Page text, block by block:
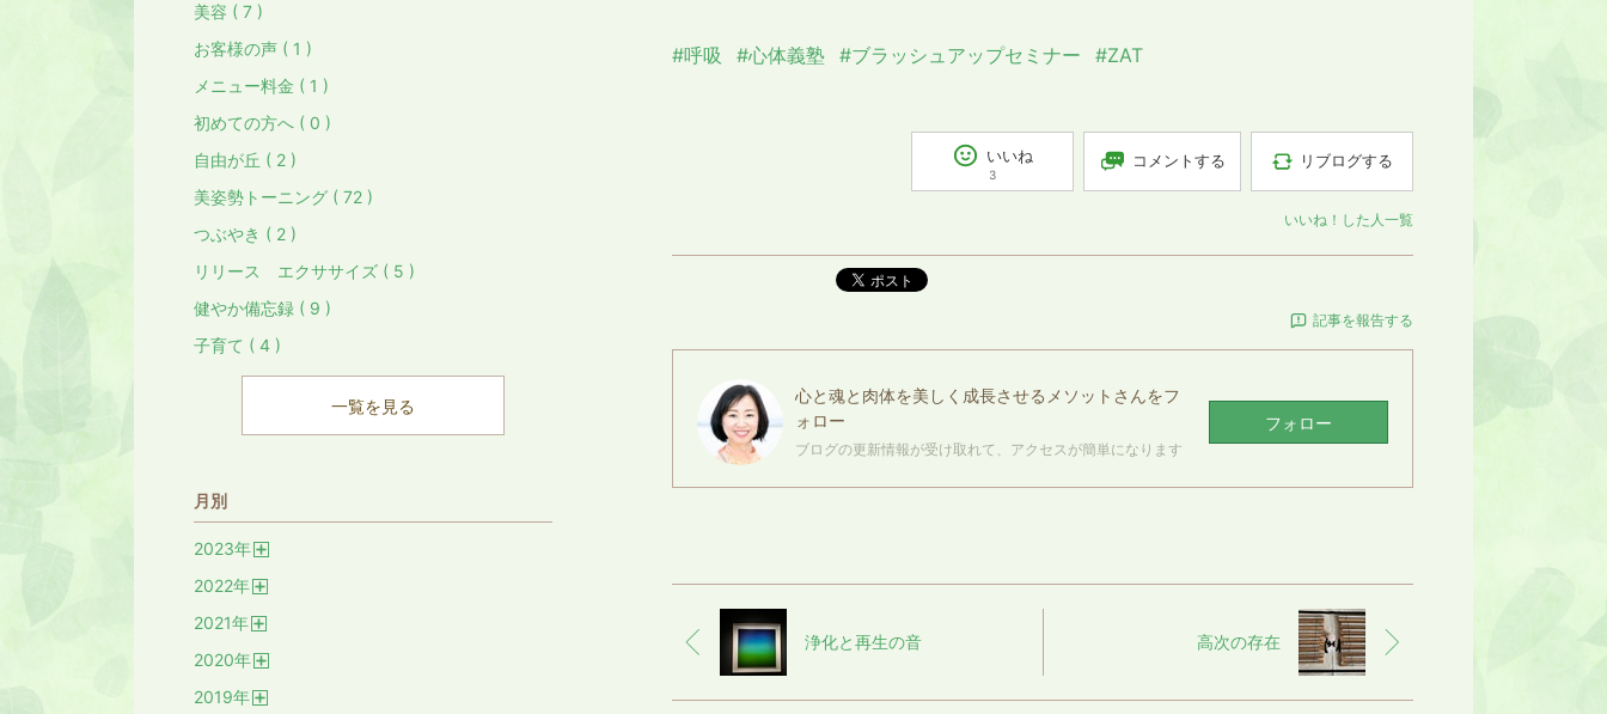
#呼吸 #心体義塾 #ブラッシュアップセミナー #ZAT
いいね
3
コメントする リブログする
いいね！した人一覧
ポスト
記事を報告する
心と魂と肉体を美しく成長させるメソット さんをフ
ォロー
ブログの更新情報が受け取れて、アクセスが簡単になります
フォロー
浄化と再生の音 高次の存在
美容 ( 7 )
お客様の声 ( 1 )
メニュー料金 ( 1 )
初めての方へ ( 0 )
自由が丘 ( 2 )
美姿勢トーニング ( 72 )
つぶやき ( 2 )
リリース エクササイズ ( 5 )
健やか備忘録 ( 9 )
子育て ( 4 )
一覧を見る
月別
2023年
2022年
2021年
2020年
2019年